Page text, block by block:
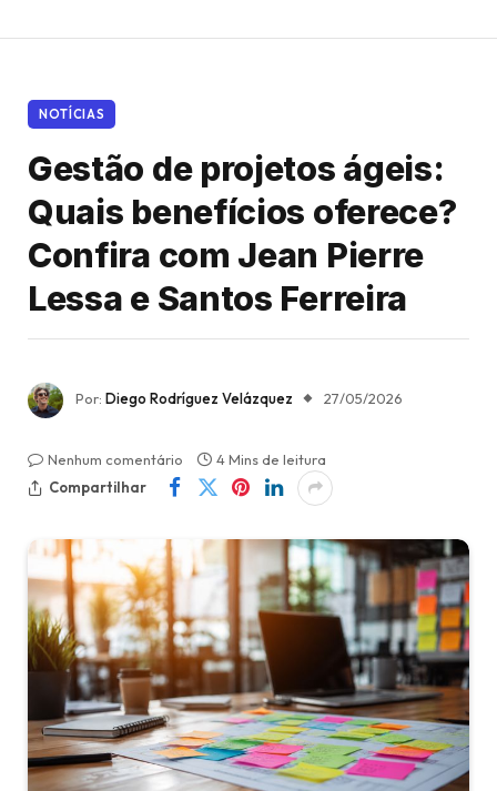
NOTÍCIAS
Gestão de projetos ágeis:
Quais benefícios oferece?
Confira com Jean Pierre
Lessa e Santos Ferreira
Por: Diego Rodríguez Velázquez 27/05/2026
Nenhum comentário
4 Mins de leitura
Compartilhar